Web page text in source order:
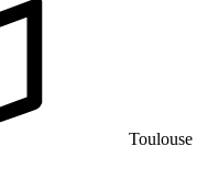
Toulouse